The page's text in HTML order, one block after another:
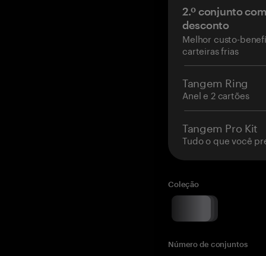
2.º conjunto
desconto
Melhor custo-
carteiras frias
Tangem Ring
Anel e 2 cartões
Tangem Pro Kit
Tudo o que você
Coleção
Número de conjuntos